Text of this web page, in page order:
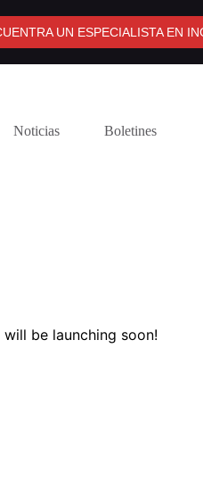
UN ESPECIALISTA EN
Noticias Boletines
be launching soon!